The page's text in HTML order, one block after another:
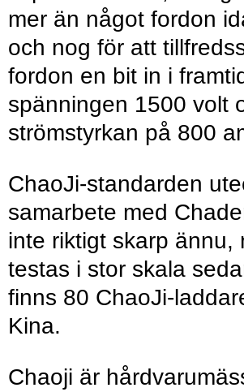
mer än något fordon
och nog för att
fordon en bit in i
spänningen 1500 volt
strömstyrkan på 800
ChaoJi-standarden
samarbete med
inte riktigt skarp ännu,
testas i stor skala
finns 80 ChaoJi-
Kina.
Chaoji är